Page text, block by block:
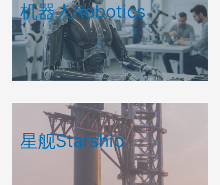
机器人Robotics
星舰Starship